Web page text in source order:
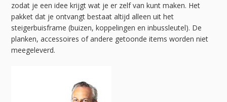
zodat je een idee krijgt wat je er zelf van kunt maken. Het
pakket dat je ontvangt bestaat altijd alleen uit het
steigerbuisframe (buizen, koppelingen en inbussleutel). De
planken, accessoires of andere getoonde items worden niet
meegeleverd.